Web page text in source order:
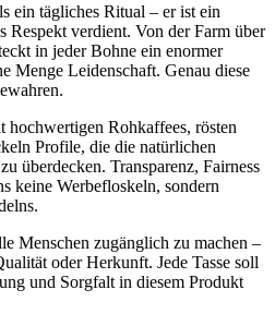
ein tägliches Ritual – er ist ein
Respekt verdient. Von der Farm über
in jeder Bohne ein enormer
Menge Leidenschaft. Genau diese
hochwertigen Rohkaffees, rösten
Profile, die die natürlichen
überdecken. Transparenz, Fairness
keine Werbefloskeln, sondern
Menschen zugänglich zu machen –
oder Herkunft. Jede Tasse soll
und Sorgfalt in diesem Produkt